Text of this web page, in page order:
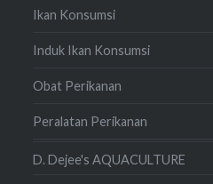
Ikan Konsumsi
Induk Ikan Konsumsi
Obat Perikanan
Peralatan Perikanan
D. Dejee's AQUACULTURE